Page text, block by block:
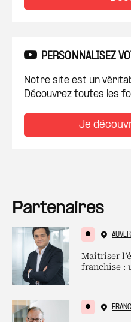
PERSONNALISEZ
Notre site est un
Découvrez toutes les
Je
Partenaires
Maitriser
franchise :